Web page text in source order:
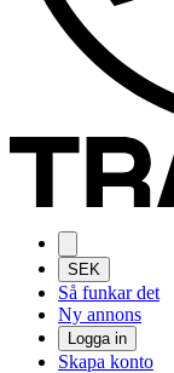
SEK
Så funkar det
Ny annons
Logga in
Skapa konto